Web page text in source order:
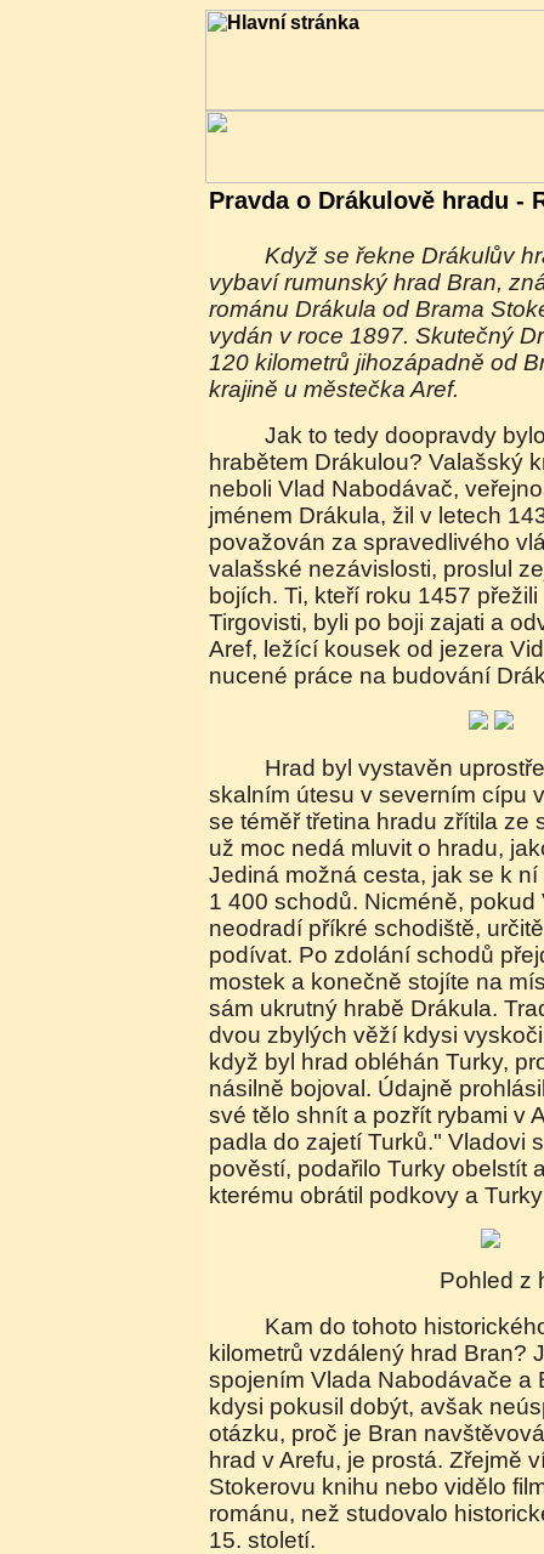
Pravda o Drákulově hradu -
Když se řekne Drákulův hrad, většině lidí se
vybaví rumunský hrad Bran,
románu Drákula od Brama
vydán v roce 1897. Skutečný
120 kilometrů jihozápadně od
krajině u městečka Aref.
Jak to tedy doopravdy bylo s hrady a samotným
hrabětem Drákulou? Valašský
neboli Vlad Nabodávač,
jménem Drákula, žil v letech
považován za spravedlivého
valašské nezávislosti, proslul
bojích. Ti, kteří roku 1457
Tirgovisti, byli po boji zajati a
Aref, ležící kousek od jezera
nucené práce na budování
Hrad byl vystavěn uprostřed překrásných hor na
skalním útesu v severním cípu
se téměř třetina hradu zřítila ze
už moc nedá mluvit o hradu,
Jediná možná cesta, jak se k
1 400 schodů. Nicméně,
neodradí příkré schodiště,
podívat. Po zdolání schodů
mostek a konečně stojíte na
sám ukrutný hrabě Drákula.
dvou zbylých věží kdysi
když byl hrad obléhán Turky,
násilně bojoval. Údajně
své tělo shnít a pozřít rybami v
padla do zajetí Turků." Vladovi
pověstí, podařilo Turky obelstít
kterému obrátil podkovy a
Pohled z
Kam do tohoto historického příběhu zasadit 120
kilometrů vzdálený hrad Bran?
spojením Vlada Nabodávače a
kdysi pokusil dobýt, avšak
otázku, proč je Bran
hrad v Arefu, je prostá. Zřejmě
Stokerovu knihu nebo vidělo
románu, než studovalo
15. století.